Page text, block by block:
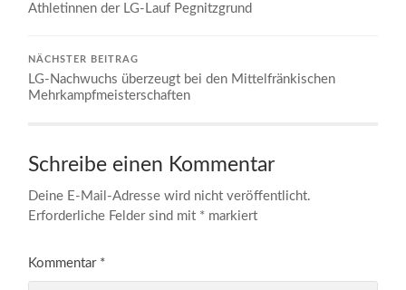
Athletinnen der LG-Lauf Pegnitzgrund
NÄCHSTER BEITRAG
LG-Nachwuchs überzeugt bei den Mittelfränkischen
Mehrkampfmeisterschaften
Schreibe einen Kommentar
Deine E-Mail-Adresse wird nicht veröffentlicht.
Erforderliche Felder sind mit * markiert
Kommentar *